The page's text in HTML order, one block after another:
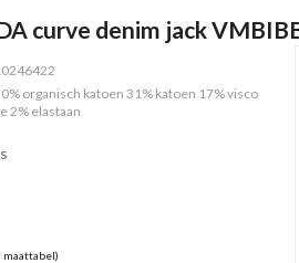
curve denim jack
organisch katoen 31% katoen 17% visco
2% elastaan
maattabel)